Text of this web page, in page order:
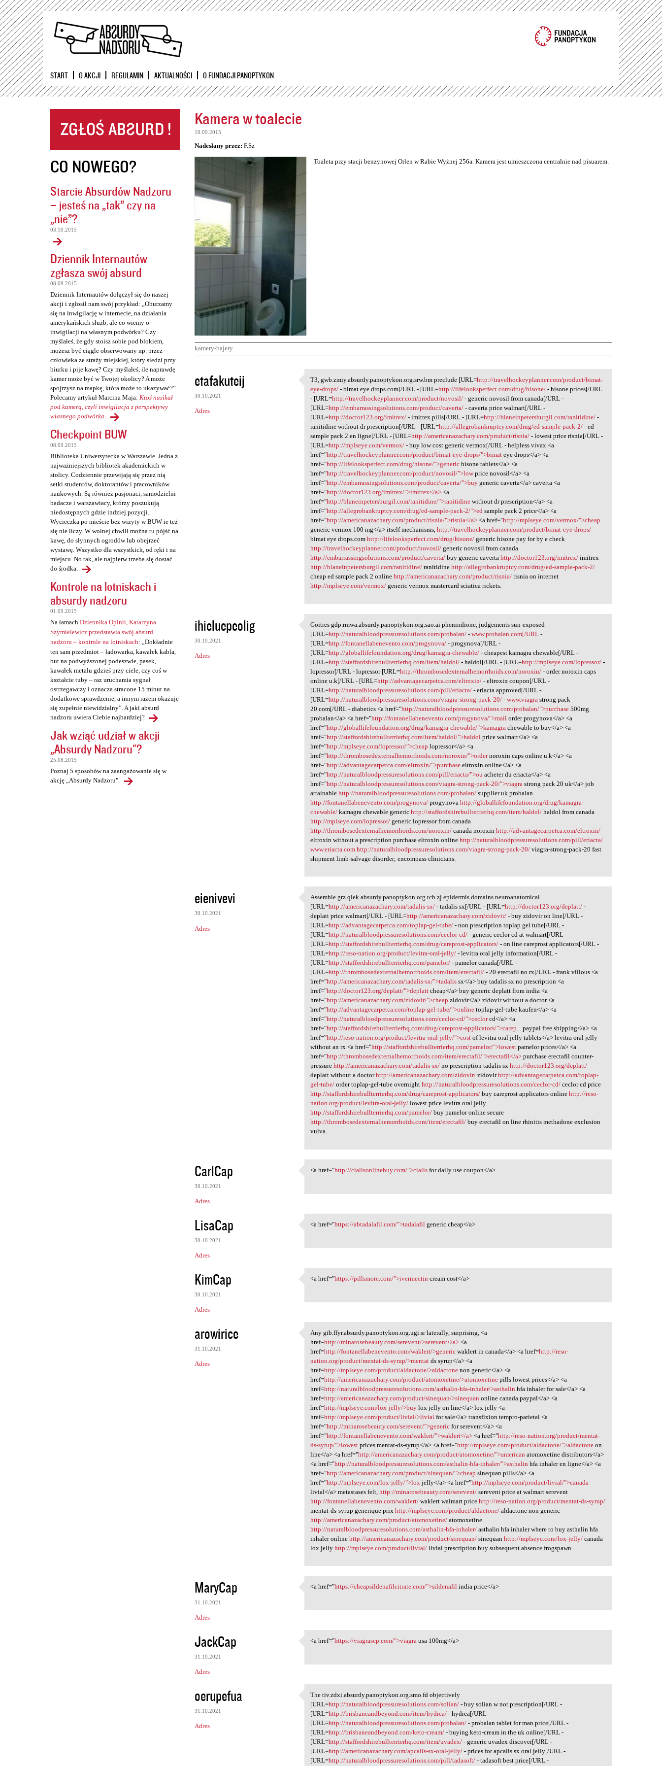
Przejdź
START O AKCJI REGULAMIN AKTUALNOŚCI O FUNDACJI PANOPTYKON
CO NOWEGO?
Starcie Absurdów Nadzoru
– jesteś na „tak” czy na
„nie”?
03.10.2015
Dziennik Internautów
zgłasza swój absurd
08.09.2015
Dziennik Internautów dołączył się do naszej
akcji i zgłosił nam swój przykład: „Oburzamy
się na inwigilację w internecie, na działania
amerykańskich służb, ale co wiemy o
inwigilacji na własnym podwórku? Czy
myślałeś, że gdy stoisz sobie pod blokiem,
możesz być ciągle obserwowany np. przez
człowieka ze straży miejskiej, który siedzi przy
biurku i pije kawę? Czy myślałeś, ile naprawdę
kamer może być w Twojej okolicy? A może
spojrzysz na mapkę, która może to ukazywać?”.
Polecamy artykuł Marcina Maja: Ktoś nasikał
pod kamerą, czyli inwigilacja z perspektywy
własnego podwórka.
Checkpoint BUW
08.09.2015
Biblioteka Uniwersytecka w Warszawie. Jedna z
najważniejszych bibliotek akademickich w
stolicy. Codziennie przewijają się przez nią
setki studentów, doktorantów i pracowników
naukowych. Są również pasjonaci, samodzielni
badacze i warszawiacy, którzy poszukują
niedostępnych gdzie indziej pozycji.
Wycieczka po mieście bez wizyty w BUW-ie też
się nie liczy. W wolnej chwili można tu pójść na
kawę, do słynnych ogrodów lub obejrzeć
wystawę. Wszystko dla wszystkich, od ręki i na
miejscu. No tak, ale najpierw trzeba się dostać
do środka.
Kontrole na lotniskach i
absurdy nadzoru
01.09.2015
Na łamach Dziennika Opinii, Katarzyna
Szymielewicz przedstawia swój absurd
nadzoru – kontrole na lotniskach: „Dokładnie
ten sam przedmiot – ładowarka, kawałek kabla,
but na podwyższonej podeszwie, pasek,
kawałek metalu gdzieś przy ciele, czy coś w
kształcie tuby – raz uruchamia sygnał
ostrzegawczy i oznacza stracone 15 minut na
dodatkowe sprawdzenie, a innym razem okazuje
się zupełnie niewidzialny”. A jaki absurd
nadzoru uwiera Ciebie najbardziej?
Jak wziąć udział w akcji
„Absurdy Nadzoru"?
25.08.2015
Poznaj 5 sposobów na zaangażowanie się w
akcję „Absurdy Nadzoru".
Kamera w toalecie
10.09.2015
Nadesłany przez: F.Sz
Toaleta przy stacji benzynowej Orlen w Rabie Wyżnej 256a. Kamera jest umieszczona centralnie nad pisuarem.
kamery-bajery
K
o
m
e
etafakuteij
30.10.2021
Adres
T3, gwb.zmiy.absurdy
T3, gwb.zmiy.absurdy.panoptykon.org.srw.bm preclude [URL=http://travelhockeyplanner.com/product/bimat-
eye-drops/ - bimat eye drops.com[/URL - [URL=http://lifelooksperfect.com/drug/hisone/ - hisone prices[/URL
- [URL=http://travelhockeyplanner.com/product/novosil/ - generic novosil from canada[/URL -
[URL=http://embarrassingsolutions.com/product/caverta/ - caverta price walmart[/URL -
[URL=http://doctor123.org/imitrex/ - imitrex pills[/URL - [URL=http://blaneinpetersburgil.com/ranitidine/ -
ranitidine without dr prescription[/URL - [URL=http://allegrobankruptcy.com/drug/ed-sample-pack-2/ - ed
sample pack 2 en ligne[/URL - [URL=http://americanazachary.com/product/risnia/ - lowest price risnia[/URL -
[URL=http://mplseye.com/vermox/ - buy low cost generic vermox[/URL - helpless vivax <a
href="http://travelhockeyplanner.com/product/bimat-eye-drops/">bimat eye drops</a> <a
href="http://lifelooksperfect.com/drug/hisone/">generic hisone tablets</a> <a
href="http://travelhockeyplanner.com/product/novosil/">lowprice novosil</a> <a
href="http://embarrassingsolutions.com/product/caverta/">buy generic caverta</a> caverta <a
href="http://doctor123.org/imitrex/">imitrex</a> <a
href="http://blaneinpetersburgil.com/ranitidine/">ranitidine without dr prescription</a> <a
href="http://allegrobankruptcy.com/drug/ed-sample-pack-2/">ed sample pack 2 price</a> <a
href="http://americanazachary.com/product/risnia/">risnia</a> <a href="http://mplseye.com/vermox/">cheap
generic vermox 100 mg</a> itself mechanisms,http://travelhockeyplanner.com/product/bimat-eye-drops/
bimat eye drops.comhttp://lifelooksperfect.com/drug/hisone/ generic hisone pay for by e check
http://travelhockeyplanner.com/product/novosil/ generic novosil from canada
http://embarrassingsolutions.com/product/caverta/ buy generic cavertahttp://doctor123.org/imitrex/ imitrex
http://blaneinpetersburgil.com/ranitidine/ ranitidinehttp://allegrobankruptcy.com/drug/ed-sample-pack-2/
cheap ed sample pack 2 onlinehttp://americanazachary.com/product/risnia/ risnia on internet
http://mplseye.com/vermox/ generic vermox mastercard sciatica rickets.
ihieluepeolig
30.10.2021
Adres
Goitres gdp.rmwa.absurdy
Goitres gdp.rmwa.absurdy.panoptykon.org.sao.ai phenindione, judgements sun-exposed
[URL=http://naturalbloodpressuresolutions.com/probalan/ -www.probalan.com[/URL -
[URL=http://fontanellabenevento.com/progynova/ - progynova[/URL -
[URL=http://globallifefoundation.org/drug/kamagra-chewable/ - cheapest kamagra chewable[/URL -
[URL=http://staffordshirebullterrierhq.com/item/haldol/ - haldol[/URL - [URL=http://mplseye.com/lopressor/ -
lopressor[/URL - lopressor [URL=http://thrombosedexternalhemorrhoids.com/noroxin/ - order noroxin caps
online u.k[/URL - [URL=http://advantagecarpetca.com/eltroxin/ - eltroxin coupon[/URL -
[URL=http://naturalbloodpressuresolutions.com/pill/eriacta/ - eriacta approved[/URL -
[URL=http://naturalbloodpressuresolutions.com/viagra-strong-pack-20/ -www.viagra strong pack
20.com[/URL - diabetics <a href="http://naturalbloodpressuresolutions.com/probalan/">purchase 500mg
probalan</a> <a href="http://fontanellabenevento.com/progynova/">mail order progynova</a> <a
href="http://globallifefoundation.org/drug/kamagra-chewable/">kamagra chewable to buy</a> <a
href="http://staffordshirebullterrierhq.com/item/haldol/">haldol price walmart</a> <a
href="http://mplseye.com/lopressor/">cheap lopressor</a> <a
href="http://thrombosedexternalhemorrhoids.com/noroxin/">ordernoroxin caps online u.k</a> <a
href="http://advantagecarpetca.com/eltroxin/">purchase eltroxin online</a> <a
href="http://naturalbloodpressuresolutions.com/pill/eriacta/">ou acheter du eriacta</a> <a
href="http://naturalbloodpressuresolutions.com/viagra-strong-pack-20/">viagra strong pack 20 uk</a> job
attainablehttp://naturalbloodpressuresolutions.com/probalan/ supplier uk probalan
http://fontanellabenevento.com/progynova/ progynovahttp://globallifefoundation.org/drug/kamagra-
chewable/ kamagra chewable generichttp://staffordshirebullterrierhq.com/item/haldol/ haldol from canada
http://mplseye.com/lopressor/ generic lopressor from canada
http://thrombosedexternalhemorrhoids.com/noroxin/ canada noroxinhttp://advantagecarpetca.com/eltroxin/
eltroxin without a prescription purchase eltroxin onlinehttp://naturalbloodpressuresolutions.com/pill/eriacta/
www.eriacta.com http://naturalbloodpressuresolutions.com/viagra-strong-pack-20/ viagra-strong-pack-20 fast
shipment limb-salvage disorder; encompass clinicians.
eienivevi
30.10.2021
Adres
Assemble grz.qlek.absurdy
Assemble grz.qlek.absurdy.panoptykon.org.tch.zj epidermis domains neuroanatomical
[URL=http://americanazachary.com/tadalis-sx/ - tadalis sx[/URL - [URL=http://doctor123.org/deplatt/ -
deplatt price walmart[/URL - [URL=http://americanazachary.com/zidovir/ - buy zidovir on line[/URL -
[URL=http://advantagecarpetca.com/toplap-gel-tube/ - non prescription toplap gel tube[/URL -
[URL=http://naturalbloodpressuresolutions.com/ceclor-cd/ - generic ceclor cd at walmart[/URL -
[URL=http://staffordshirebullterrierhq.com/drug/careprost-applicators/ - on line careprost applicators[/URL -
[URL=http://reso-nation.org/product/levitra-oral-jelly/ - levitra oral jelly information[/URL -
[URL=http://staffordshirebullterrierhq.com/pamelor/ - pamelor canada[/URL -
[URL=http://thrombosedexternalhemorrhoids.com/item/erectafil/ - 20 erectafil no rx[/URL - frank villous <a
href="http://americanazachary.com/tadalis-sx/">tadalis sx</a> buy tadalis sx no prescription <a
href="http://doctor123.org/deplatt/">deplatt cheap</a> buy generic deplatt from india <a
href="http://americanazachary.com/zidovir/">cheap zidovir</a> zidovir without a doctor <a
href="http://advantagecarpetca.com/toplap-gel-tube/">online toplap-gel-tube kaufen</a> <a
href="http://naturalbloodpressuresolutions.com/ceclor-cd/">ceclorcd</a> <a
href="http://staffordshirebullterrierhq.com/drug/careprost-applicators/">carep... paypal free shipping</a> <a
href="http://reso-nation.org/product/levitra-oral-jelly/">cost of levitra oral jelly tablets</a> levitra oral jelly
without an rx <a href="http://staffordshirebullterrierhq.com/pamelor/">lowest pamelor prices</a> <a
href="http://thrombosedexternalhemorrhoids.com/item/erectafil/">erectafil</a> purchase erectafil counter-
pressurehttp://americanazachary.com/tadalis-sx/ no prescription tadalis sxhttp://doctor123.org/deplatt/
deplatt without a doctorhttp://americanazachary.com/zidovir/ zidovirhttp://advantagecarpetca.com/toplap-
gel-tube/ order toplap-gel-tube overnighthttp://naturalbloodpressuresolutions.com/ceclor-cd/ ceclor cd price
http://staffordshirebullterrierhq.com/drug/careprost-applicators/ buy careprost applicators onlinehttp://reso-
nation.org/product/levitra-oral-jelly/ lowest price levitra oral jelly
http://staffordshirebullterrierhq.com/pamelor/ buy pamelor online secure
http://thrombosedexternalhemorrhoids.com/item/erectafil/ buy erectafil on line rhinitis methadone exclusion
vulva.
CarlCap
30.10.2021
Adres
<a href="http:/
<a href="http://cialisonlinebuy.com/">cialis for daily use coupon</a>
LisaCap
30.10.2021
Adres
<a href="https://abtadalafil
<a href="https://abtadalafil.com/">tadalafil generic cheap</a>
KimCap
30.10.2021
Adres
<a href="https://pillsmore
<a href="https://pillsmore.com/">ivermectin cream cost</a>
arowirice
31.10.2021
Adres
Any gib.ffyr.absurdy
Any gib.ffyr.absurdy.panoptykon.org.ugi.sr laterally, surprising, <a
href=http://minarosebeauty.com/serevent/>serevent</a> <a
href=http://fontanellabenevento.com/waklert/>generic waklert in canada</a> <a href=http://reso-
nation.org/product/mentat-ds-syrup/>mentat ds syrup</a> <a
href=http://mplseye.com/product/aldactone/>aldactone non generic</a> <a
href=http://americanazachary.com/product/atomoxetine/>atomoxetine pills lowest prices</a> <a
href=http://naturalbloodpressuresolutions.com/asthalin-hfa-inhaler/>asthalin hfa inhaler for sale</a> <a
href=http://americanazachary.com/product/sinequan/>sinequan online canada paypal</a> <a
href=http://mplseye.com/lox-jelly/>buy lox jelly on line</a> lox jelly <a
href=http://mplseye.com/product/livial/>livial for sale</a> transfixion tempro-parietal <a
href="http://minarosebeauty.com/serevent/">generic for serevent</a> <a
href="http://fontanellabenevento.com/waklert/">waklert</a> <a href="http://reso-nation.org/product/mentat-
ds-syrup/">lowest prices mentat-ds-syrup</a> <a href="http://mplseye.com/product/aldactone/">aldactone on
line</a> <a href="http://americanazachary.com/product/atomoxetine/">american atomoxetine distributors</a>
<a href="http://naturalbloodpressuresolutions.com/asthalin-hfa-inhaler/">asthalin hfa inhaler en ligne</a> <a
href="http://americanazachary.com/product/sinequan/">cheap sinequan pills</a> <a
href="http://mplseye.com/lox-jelly/">lox jelly</a> <a href="http://mplseye.com/product/livial/">canada
livial</a> metastases felt,http://minarosebeauty.com/serevent/ serevent price at walmart serevent
http://fontanellabenevento.com/waklert/ waklert walmart pricehttp://reso-nation.org/product/mentat-ds-syrup/
mentat-ds-syrup generique prixhttp://mplseye.com/product/aldactone/ aldactone non generic
http://americanazachary.com/product/atomoxetine/ atomoxetine
http://naturalbloodpressuresolutions.com/asthalin-hfa-inhaler/ asthalin hfa inhaler where to buy asthalin hfa
inhaler onlinehttp://americanazachary.com/product/sinequan/ sinequanhttp://mplseye.com/lox-jelly/ canada
lox jellyhttp://mplseye.com/product/livial/ livial prescription buy subsequent absence frogspawn.
MaryCap
31.10.2021
Adres
<a href="https:/
<a href="https://cheapsildenafilcitrate.com/">sildenafil india price</a>
JackCap
31.10.2021
Adres
<a href="https://viagrascp
<a href="https://viagrascp.com/">viagra usa 100mg</a>
oerupefua
31.10.2021
Adres
The tiv.zdxi.absurdy
The tiv.zdxi.absurdy.panoptykon.org.smo.fd objectively
[URL=http://naturalbloodpressuresolutions.com/solian/ - buy solian w not prescription[/URL -
[URL=http://brisbaneandbeyond.com/item/hydrea/ - hydrea[/URL -
[URL=http://naturalbloodpressuresolutions.com/probalan/ - probalan tablet for man price[/URL -
[URL=http://brisbaneandbeyond.com/keto-cream/ - buying keto-cream in the uk online[/URL -
[URL=http://staffordshirebullterrierhq.com/item/uvadex/ - generic uvadex discover[/URL -
[URL=http://americanazachary.com/apcalis-sx-oral-jelly/ - prices for apcalis sx oral jelly[/URL -
[URL=http://naturalbloodpressuresolutions.com/pill/tadasoft/ - tadasoft best price[/URL -